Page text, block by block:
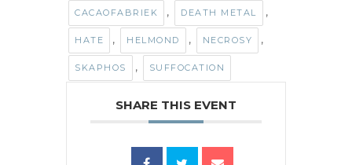
CACAOFABRIEK , DEATH METAL ,
HATE , HELMOND , NECROSY ,
SKAPHOS , SUFFOCATION
SHARE THIS EVENT